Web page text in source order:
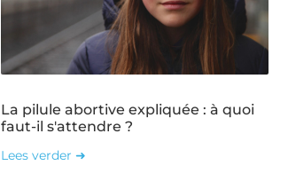
La pilule abortive expliquée : à quoi
faut-il s'attendre ?
Lees verder ➜